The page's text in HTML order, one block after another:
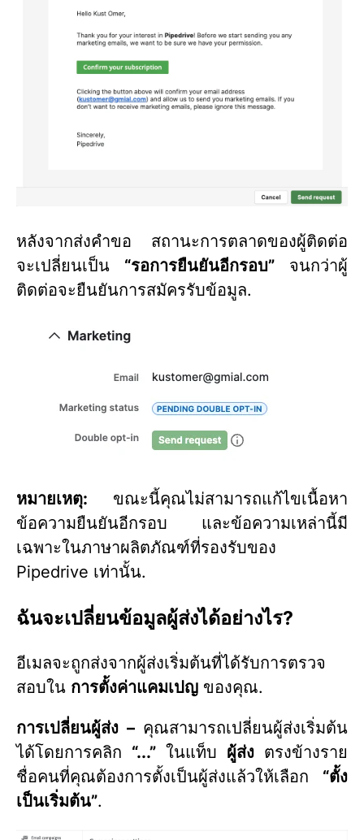
หลังจากส่งคำขอ สถานะการตลาดของผู้ติดต่อ
จะเปลี่ยนเป็น “รอการยืนยันอีกรอบ” จนกว่าผู้
ติดต่อจะยืนยันการสมัครรับข้อมูล.
หมายเหตุ: ขณะนี้คุณไม่สามารถแก้ไขเนื้อหา
ข้อความยืนยันอีกรอบ และข้อความเหล่านี้มี
เฉพาะในภาษาผลิตภัณฑ์ที่รองรับของ
Pipedrive เท่านั้น.
ฉันจะเปลี่ยนข้อมูลผู้ส่งได้อย่างไร?
อีเมลจะถูกส่งจากผู้ส่งเริ่มต้นที่ได้รับการตรวจ
สอบใน การตั้งค่าแคมเปญ ของคุณ.
การเปลี่ยนผู้ส่ง –คุณสามารถเปลี่ยนผู้ส่งเริ่มต้น
ได้โดยการคลิก “...” ในแท็บ ผู้ส่ง ตรงข้างราย
ชื่อคนที่คุณต้องการตั้งเป็นผู้ส่งแล้วให้เลือก “ตั้ง
เป็นเริ่มต้น”.